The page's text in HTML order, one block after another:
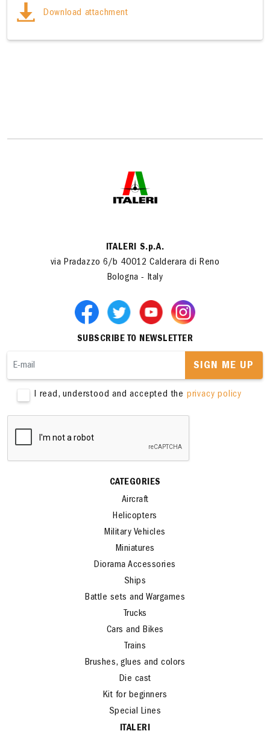
Download attachment
ITALERI S.p.A.
via Pradazzo 6/b 40012 Calderara di Reno
Bologna - Italy
SUBSCRIBE TO NEWSLETTER
SIGN ME UP
I read, understood and accepted the privacy policy
CATEGORIES
Aircraft
Helicopters
Military Vehicles
Miniatures
Diorama Accessories
Ships
Battle sets and Wargames
Trucks
Cars and Bikes
Trains
Brushes, glues and colors
Die cast
Kit for beginners
Special Lines
ITALERI